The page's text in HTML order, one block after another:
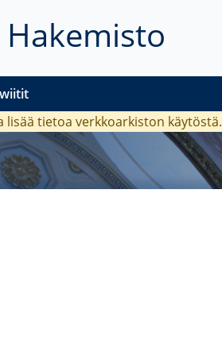
lisää tietoa verkkoarkiston käytöstä.